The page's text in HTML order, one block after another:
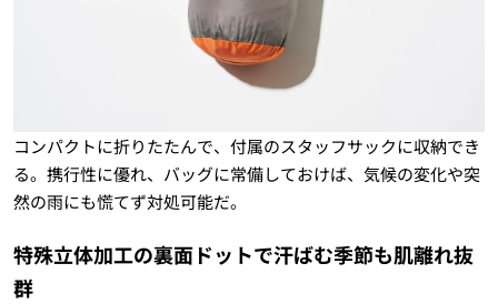
コンパクトに折りたたんで、付属のスタッフサックに収納でき
る。携行性に優れ、バッグに常備しておけば、気候の変化や突
然の雨にも慌てず対処可能だ。
特殊立体加工の裏面ドットで汗ばむ季節も肌離れ抜
群